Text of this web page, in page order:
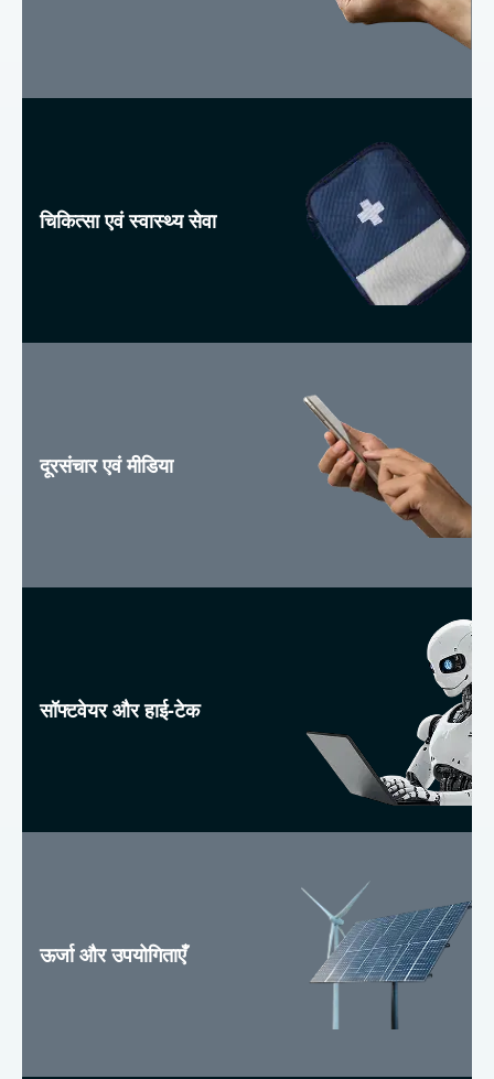
चिकित्सा एवं स्वास्थ्य सेवा
दूरसंचार एवं मीडिया
सॉफ्टवेयर और हाई-टेक
ऊर्जा और उपयोगिताएँ